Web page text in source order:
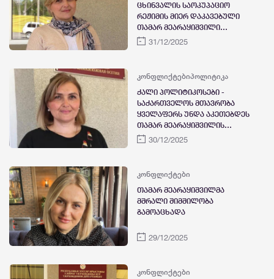
ცხინვალის საოკუპაციო
რეჟიმის მიერ დაკავებული
თამარ მეარაყიშვილი
გათავისუფლდა
31/12/2025
კონფლიქტებიპოლიტიკა
ქალი პოლიტიკოსები -
საქართველოს მთავრობა
ყველაფერს უნდა აკეთებდეს
თამარ მეარაყიშვილის
გასათავისუფლებლად, მათ
თუმცა მათი უმოქმედობა
მეტად თვალშისაცემია, ვიდრე
მუშაობა
30/12/2025
კონფლიქტები
თამარ მეარაყიშვილმა
მშრალი შიმშილობა
გამოაცხადა
29/12/2025
კონფლიქტები